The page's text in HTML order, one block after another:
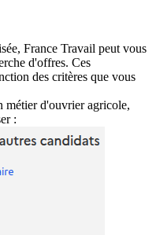
France Travail peut vous
d'offres. Ces
des critères que vous
métier d'ouvrier agricole,
: